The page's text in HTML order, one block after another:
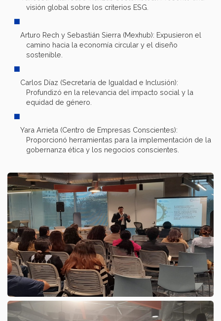
visión global sobre los criterios ESG.​
Arturo Rech y Sebastián Sierra (Mexhub): Expusieron el
camino hacia la economía circular y el diseño
sostenible.​
Carlos Díaz (Secretaría de Igualdad e Inclusión):
Profundizó en la relevancia del impacto social y la
equidad de género.​
Yara Arrieta (Centro de Empresas Conscientes):
Proporcionó herramientas para la implementación de la
gobernanza ética y los negocios conscientes.